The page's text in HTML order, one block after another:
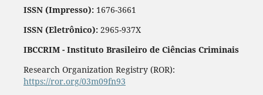
ISSN (Impresso):1676-3661
ISSN (Eletrônico):2965-937X
IBCCRIM - Instituto Brasileiro de Ciências Criminais
Research Organization Registry (ROR):
https://ror.org/03m09fn93